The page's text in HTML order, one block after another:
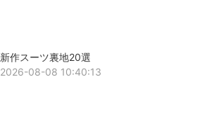
新作スーツ裏地20選
2026-08-08 10:40:13